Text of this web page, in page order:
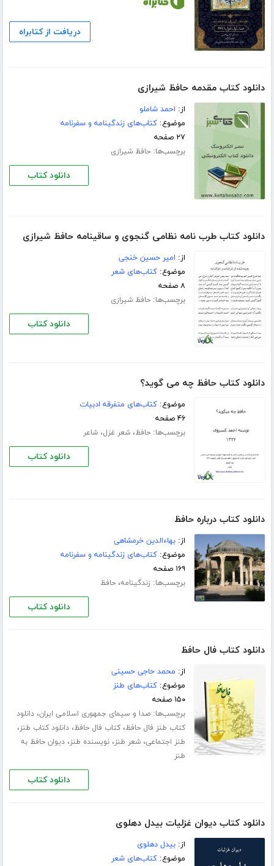
دریافت از کتابراه
دانلود کتاب مقدمه حافظ شیرازی
از: احمد شاملو
موضوع:کتاب‌های زندگینامه و سفرنامه
۲۷ صفحه
برچسب‌ها:حافظ شیرازی
دانلود کتاب
دانلود کتاب طرب نامه نظامی گنجوی و ساقینامه حافظ شیرازی
از: امیر حسین خنجی
موضوع:کتاب‌های شعر
۸ صفحه
برچسب‌ها:حافظ شیرازی
دانلود کتاب
دانلود کتاب حافظ چه می گوید؟
موضوع:کتاب‌های متفرقه ادبیات
۴۶ صفحه
برچسب‌ها:حافظ،شعر غزل،شاعر
دانلود کتاب
دانلود کتاب درباره حافظ
از:بهاءالدین خرمشاهی
موضوع:کتاب‌های زندگینامه و سفرنامه
۱۶۹ صفحه
برچسب‌ها: زندگینامه،حافظ
دانلود کتاب
دانلود کتاب فال حافظ
از: محمد حاجی حسینی
موضوع:کتاب‌های طنز
۱۵۰ صفحه
برچسب‌ها:صدا و سیمای جمهوری اسلامی ایران،دانلود
کتاب طنز فال حافظ،کتاب فال حافظ،دانلود کتاب طنز،
طنز اجتماعی،شعر طنز،نویسنده طنز،دیوان حافظ به
طنز
دانلود کتاب
دانلود کتاب دیوان غزلیات بیدل دهلوی
از:بیدل دهلوی
موضوع:کتاب‌های شعر